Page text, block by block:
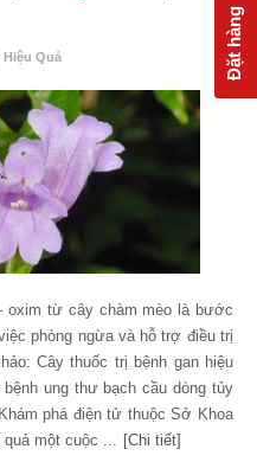
Quả
oxim từ cây chàm mèo là bước
phòng ngừa và hỗ trợ điều trị
Cây thuốc trị bệnh gan hiệu
ung thư bạch cầu dòng tủy
phá điện tử thuộc Sở Khoa
quả một cuộc ... [Chi tiết]
Đặt hàng